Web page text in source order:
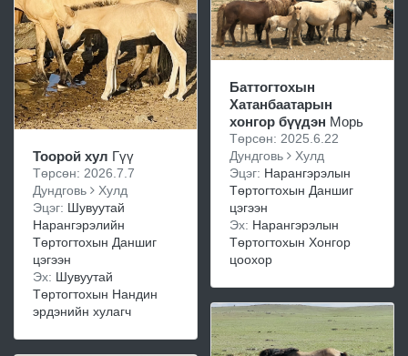
Тоорой хул Гүү
Төрсөн: 2026.7.7
Дундговь
Хулд
Эцэг: Шувуутай
Нарангэрэлийн
Төртогтохын Даншиг
цэгээн
Эх: Шувуутай
Төртогтохын Нандин
эрдэнийн хулагч
Баттогтохын
Хатанбаатарын
хонгор бүүдэн Морь
Төрсөн: 2025.6.22
Дундговь
Хулд
Эцэг: Нарангэрэлын
Төртогтохын Даншиг
цэгээн
Эх: Нарангэрэлын
Төртогтохын Хонгор
цоохор